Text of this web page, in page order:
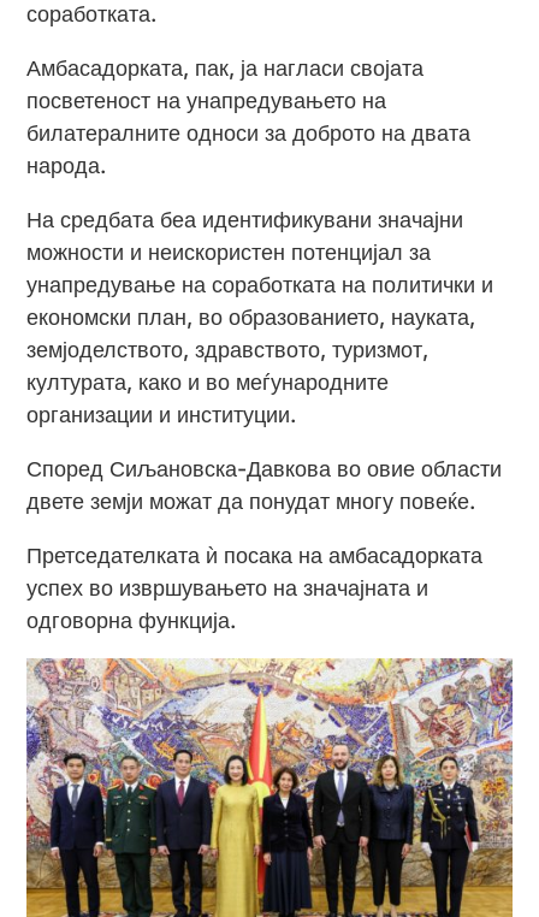
соработката.
Амбасадорката, пак, ја нагласи својата
посветеност на унапредувањето на
билатералните односи за доброто на двата
народа.
На средбата беа идентификувани значајни
можности и неискористен потенцијал за
унапредување на соработката на политички и
економски план, во образованието, науката,
земјоделството, здравството, туризмот,
културата, како и во меѓународните
организации и институции.
Според Сиљановска-Давкова во овие области
двете земји можат да понудат многу повеќе.
Претседателката ѝ посака на амбасадорката
успех во извршувањето на значајната и
одговорна функција.